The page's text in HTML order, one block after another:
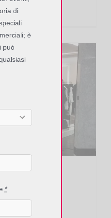
W Slim Gate
SmartFly
di
è
può
*